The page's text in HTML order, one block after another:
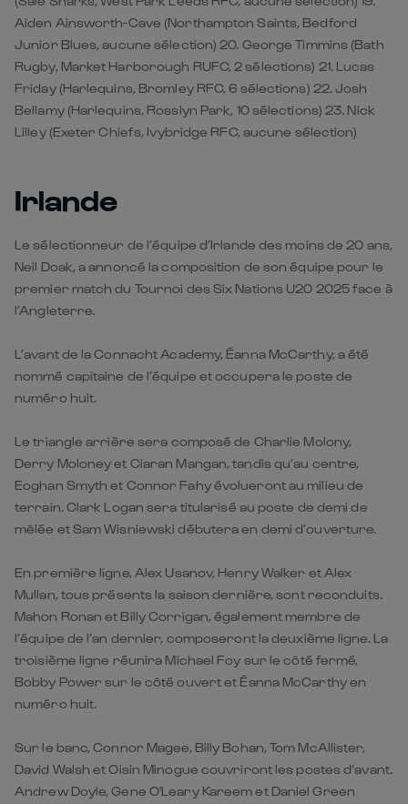
Aiden Ainsworth-Cave (Northampton Saints, Bedford
Junior Blues, aucune sélection) 20. George Timmins (Bath
Rugby, Market Harborough RUFC, 2 sélections) 21. Lucas
Friday (Harlequins, Bromley RFC, 6 sélections) 22. Josh
Bellamy (Harlequins, Rosslyn Park, 10 sélections) 23. Nick
Lilley (Exeter Chiefs, Ivybridge RFC, aucune sélection)
Irlande
Le sélectionneur de l’équipe d’Irlande des moins de 20 ans,
Neil Doak, a annoncé la composition de son équipe pour le
premier match du Tournoi des Six Nations U20 2025 face à
l’Angleterre.
L’avant de la Connacht Academy, Éanna McCarthy, a été
nommé capitaine de l’équipe et occupera le poste de
numéro huit.
Le triangle arrière sera composé de Charlie Molony,
Derry Moloney et Ciaran Mangan, tandis qu’au centre,
Eoghan Smyth et Connor Fahy évolueront au milieu de
terrain. Clark Logan sera titularisé au poste de demi de
mêlée et Sam Wisniewski débutera en demi d’ouverture.
En première ligne, Alex Usanov, Henry Walker et Alex
Mullan, tous présents la saison dernière, sont reconduits.
Mahon Ronan et Billy Corrigan, également membre de
l’équipe de l’an dernier, composeront la deuxième ligne. La
troisième ligne réunira Michael Foy sur le côté fermé,
Bobby Power sur le côté ouvert et Éanna McCarthy en
numéro huit.
Sur le banc, Connor Magee, Billy Bohan, Tom McAllister,
David Walsh et Oisin Minogue couvriront les postes d’avant.
Andrew Doyle, Gene O'Leary Kareem et Daniel Green